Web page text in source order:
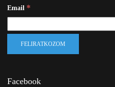
Email *
Facebook